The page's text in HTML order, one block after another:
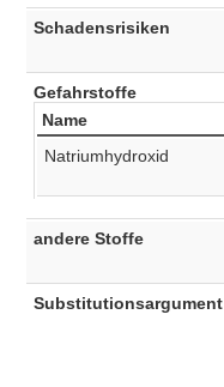
Schadensrisiken
Gefahrstoffe
Name
Natriumhydroxid
andere Stoffe
Substitutionsargument